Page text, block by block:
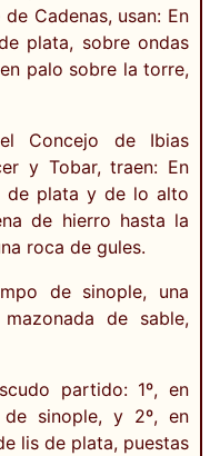
Cadenas, usan: En
plata, sobre ondas
palo sobre la torre,
Concejo de Ibias
y Tobar, traen: En
de plata y de lo alto
de hierro hasta la
roca de gules.
de sinople, una
de sable,
partido: 1º, en
sinople, y 2º, en
lis de plata, puestas